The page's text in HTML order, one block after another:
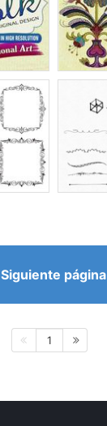
Siguiente página
1